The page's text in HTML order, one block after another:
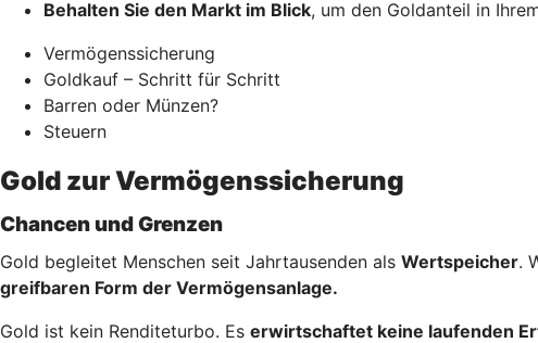
Behalten Sie den Markt im Blick, um den Goldanteil in
Vermögenssicherung
Goldkauf – Schritt für Schritt
Barren oder Münzen?
Steuern
Gold zur Vermögenssicherung
Chancen und Grenzen
Gold begleitet Menschen seit Jahrtausenden als Wertspeicher.
greifbaren Form der Vermögensanlage.
Gold ist kein Renditeturbo. Es erwirtschaftet keine laufenden